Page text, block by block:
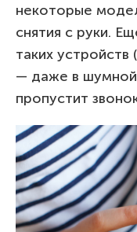
некоторые
снятия с руки.
таких
— даже в шумной
пропустит